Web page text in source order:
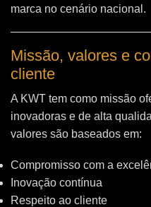
marca no cenário nacional.
Missão, valores e
cliente
A KWT tem como missão
inovadoras e de alta
valores são baseados em:
Compromisso com a
Inovação contínua
Respeito ao cliente